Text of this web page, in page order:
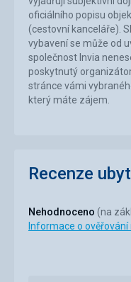
oficiálního popisu
(cestovní kanceláře).
vybavení se může od
společnost Invia
poskytnutý
stránce vámi
který máte zájem.
Recenze
Nehodnoceno (na
Informace o